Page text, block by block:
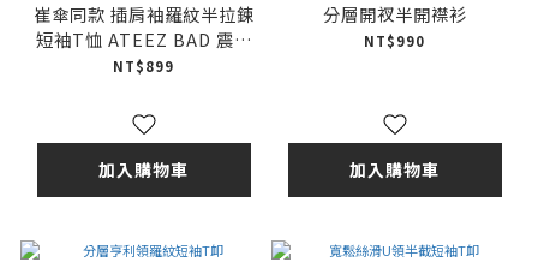
崔傘同款 插肩袖羅紋半拉鍊
短袖T恤 ATEEZ BAD 震胸
舞
NT$899
加入購物車
分層開衩半開襟衫
NT$990
加入購物車